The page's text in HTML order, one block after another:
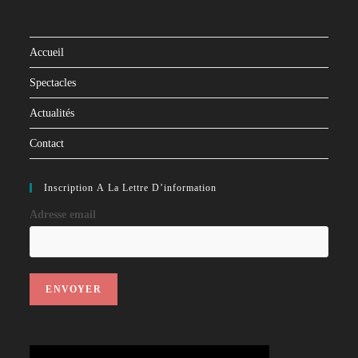
Accueil
Spectacles
Actualités
Contact
Inscription À La Lettre D’information
Adresse email